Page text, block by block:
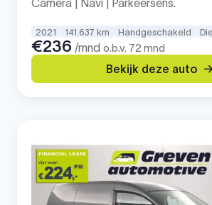
Camera | Navi | Parkeersens.
2021 141.637 km Handgeschakeld
€236 /mnd o.b.v. 72 mnd
Bekijk deze auto